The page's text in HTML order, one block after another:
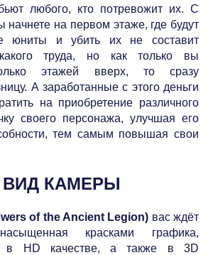
любого, кто потревожит их. С
начнете на первом этаже, где будут
юниты и убить их не составит
труда, но как только вы
этажей вверх, то сразу
А заработанные с этого деньги
на приобретение различного
своего персонажа, улучшая его
тем самым повышая свои
КАМЕРЫ
of the Ancient Legion) вас ждёт
красками графика,
в HD качестве, а также в 3D